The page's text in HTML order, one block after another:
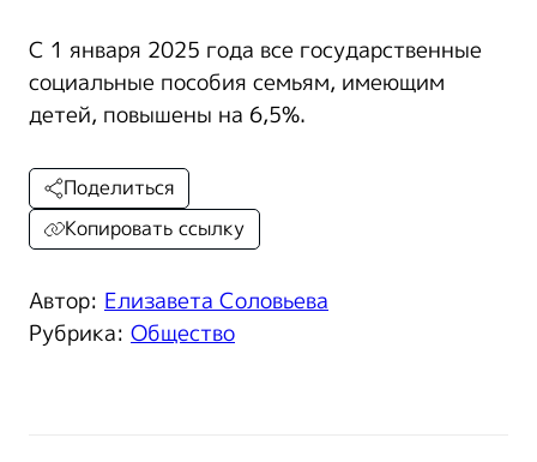
С 1 января 2025 года все государственные
социальные пособия семьям, имеющим
детей, повышены на 6,5%.
Автор: Елизавета Соловьева
Рубрика: Общество
Поделиться
Копировать ссылку